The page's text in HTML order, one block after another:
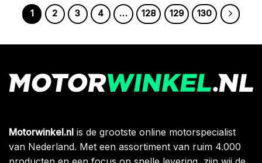
1 2 3 4 … 128 129 130
Motorwinkel.nl is de grootste online motorspecialist
van Nederland. Met een assortiment van ruim 4.000